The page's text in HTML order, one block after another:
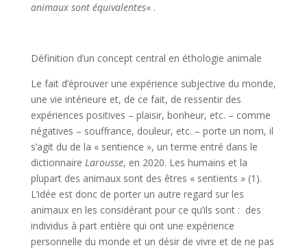
animaux sont équivalentes« .
Définition d’un concept central en éthologie animale
Le fait d’éprouver une expérience subjective du monde,
une vie intérieure et, de ce fait, de ressentir des
expériences positives – plaisir, bonheur, etc. – comme
négatives – souffrance, douleur, etc. – porte un nom, il
s’agit du de la « sentience », un terme entré dans le
dictionnaire Larousse, en 2020. Les humains et la
plupart des animaux sont des êtres « sentients » (1).
L’idée est donc de porter un autre regard sur les
animaux en les considérant pour ce qu’ils sont : des
individus à part entière qui ont une expérience
personnelle du monde et un désir de vivre et de ne pas